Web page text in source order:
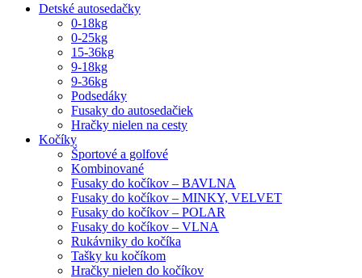
Detské autosedačky
0-18kg
0-25kg
15-36kg
9-18kg
9-36kg
Podsedáky
Fusaky do autosedačiek
Hračky nielen na cesty
Kočíky
Športové a golfové
Kombinované
Fusaky do kočíkov – BAVLNA
Fusaky do kočíkov – MINKY, VELVET
Fusaky do kočíkov – POLAR
Fusaky do kočíkov – VLNA
Rukávniky do kočíka
Tašky ku kočíkom
Hračky nielen do kočíkov